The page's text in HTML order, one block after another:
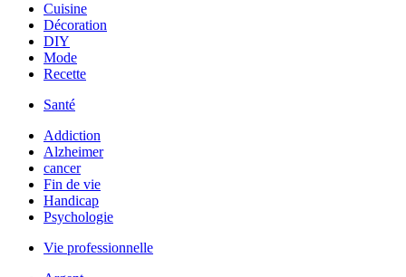
Cuisine
Décoration
DIY
Mode
Recette
Santé
Addiction
Alzheimer
cancer
Fin de vie
Handicap
Psychologie
Vie professionnelle